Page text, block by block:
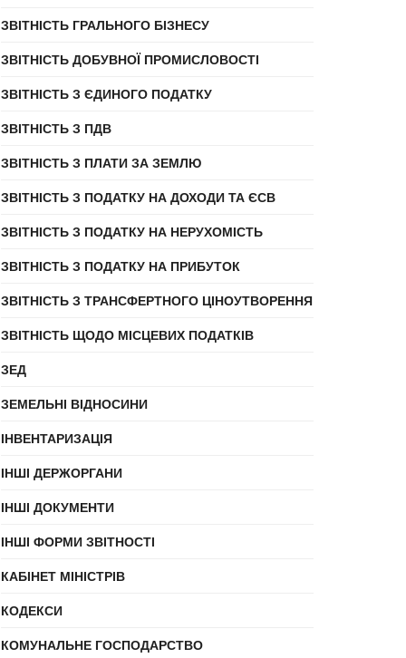
ЗВІТНІСТЬ ГРАЛЬНОГО БІЗНЕСУ
ЗВІТНІСТЬ ДОБУВНОЇ ПРОМИСЛОВОСТІ
ЗВІТНІСТЬ З ЄДИНОГО ПОДАТКУ
ЗВІТНІСТЬ З ПДВ
ЗВІТНІСТЬ З ПЛАТИ ЗА ЗЕМЛЮ
ЗВІТНІСТЬ З ПОДАТКУ НА ДОХОДИ ТА ЄСВ
ЗВІТНІСТЬ З ПОДАТКУ НА НЕРУХОМІСТЬ
ЗВІТНІСТЬ З ПОДАТКУ НА ПРИБУТОК
ЗВІТНІСТЬ З ТРАНСФЕРТНОГО ЦІНОУТВОРЕННЯ
ЗВІТНІСТЬ ЩОДО МІСЦЕВИХ ПОДАТКІВ
ЗЕД
ЗЕМЕЛЬНІ ВІДНОСИНИ
ІНВЕНТАРИЗАЦІЯ
ІНШІ ДЕРЖОРГАНИ
ІНШІ ДОКУМЕНТИ
ІНШІ ФОРМИ ЗВІТНОСТІ
КАБІНЕТ МІНІСТРІВ
КОДЕКСИ
КОМУНАЛЬНЕ ГОСПОДАРСТВО